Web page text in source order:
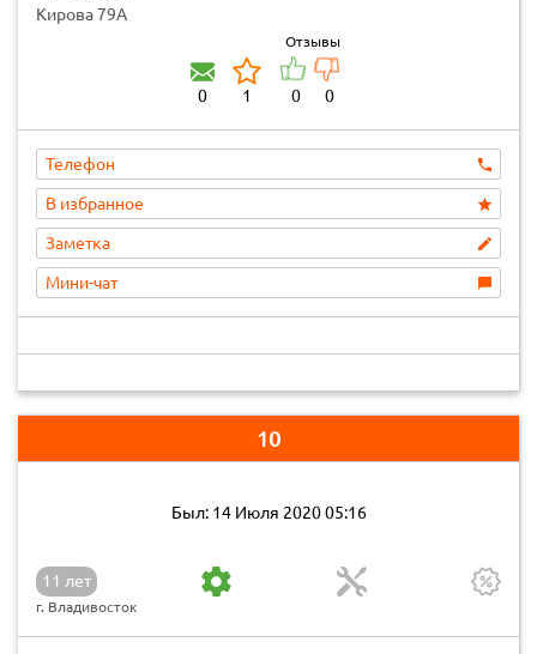
Кирова 79А
0 1
Отзывы
0 0
Телефон
В избранное
Заметка
Мини-чат
10
Был: 14 Июля 2020 05:16
11 лет
г. Владивосток